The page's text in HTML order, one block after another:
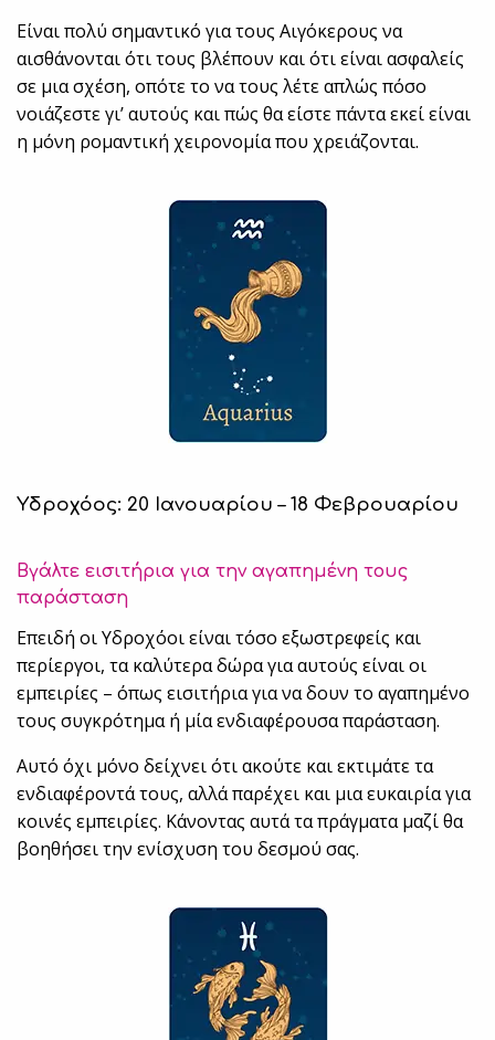
Είναι πολύ σημαντικό για τους Αιγόκερους να
αισθάνονται ότι τους βλέπουν και ότι είναι ασφαλείς
σε μια σχέση, οπότε το να τους λέτε απλώς πόσο
νοιάζεστε γι’ αυτούς και πώς θα είστε πάντα εκεί είναι
η μόνη ρομαντική χειρονομία που χρειάζονται.
Υδροχόος: 20 Ιανουαρίου – 18 Φεβρουαρίου
Βγάλτε εισιτήρια για την αγαπημένη τους
παράσταση
Επειδή οι Υδροχόοι είναι τόσο εξωστρεφείς και
περίεργοι, τα καλύτερα δώρα για αυτούς είναι οι
εμπειρίες – όπως εισιτήρια για να δουν το αγαπημένο
τους συγκρότημα ή μία ενδιαφέρουσα παράσταση.
Αυτό όχι μόνο δείχνει ότι ακούτε και εκτιμάτε τα
ενδιαφέροντά τους, αλλά παρέχει και μια ευκαιρία για
κοινές εμπειρίες. Κάνοντας αυτά τα πράγματα μαζί θα
βοηθήσει την ενίσχυση του δεσμού σας.